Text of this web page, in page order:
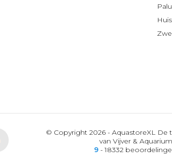
© Copyright 2026 - AquastoreXL De
van Vijver & Aquarium
9 - 18332